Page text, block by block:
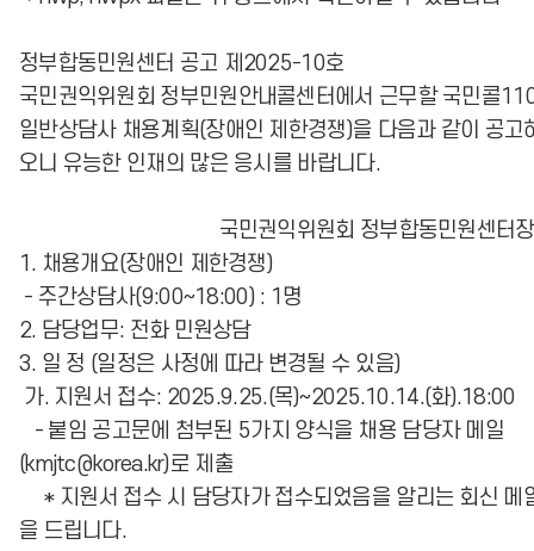
정부합동민원센터 공고 제2025-10호
국민권익위원회 정부민원안내콜센터에서 근무할 국민콜
일반상담사 채용계획(장애인 제한경쟁)을 다음과 같이 공고
오니 유능한 인재의 많은 응시를 바랍니다.
국민권익위원회 정부합동민원센터장
1. 채용개요(장애인 제한경쟁)
- 주간상담사(9:00~18:00) : 1명
2. 담당업무: 전화 민원상담
3. 일 정 (일정은 사정에 따라 변경될 수 있음)
가. 지원서 접수: 2025.9.25.(목)~2025.10.14.(화).18:00
- 붙임 공고문에 첨부된 5가지 양식을 채용 담당자 메일
(kmjtc@korea.kr)로 제출
* 지원서 접수 시 담당자가 접수되었음을 알리는 회신 메
을 드립니다.